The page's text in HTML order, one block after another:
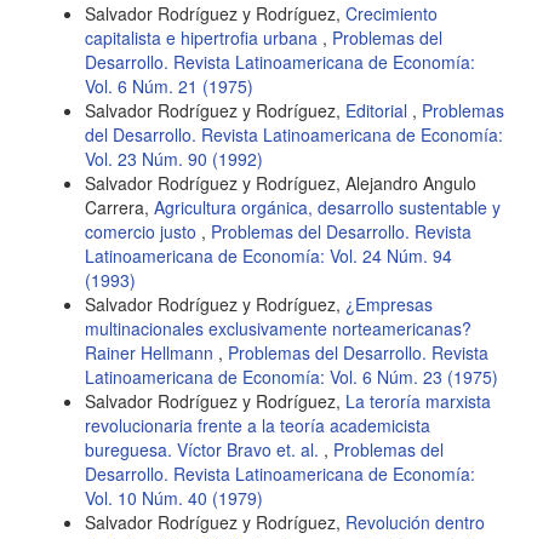
Salvador Rodríguez y Rodríguez, Crecimiento
capitalista e hipertrofia urbana , Problemas del
Desarrollo. Revista Latinoamericana de Economía:
Vol. 6 Núm. 21 (1975)
Salvador Rodríguez y Rodríguez, Editorial , Problemas
del Desarrollo. Revista Latinoamericana de Economía:
Vol. 23 Núm. 90 (1992)
Salvador Rodríguez y Rodríguez, Alejandro Angulo
Carrera, Agricultura orgánica, desarrollo sustentable y
comercio justo , Problemas del Desarrollo. Revista
Latinoamericana de Economía: Vol. 24 Núm. 94
(1993)
Salvador Rodríguez y Rodríguez, ¿Empresas
multinacionales exclusivamente norteamericanas?
Rainer Hellmann , Problemas del Desarrollo. Revista
Latinoamericana de Economía: Vol. 6 Núm. 23 (1975)
Salvador Rodríguez y Rodríguez, La teroría marxista
revolucionaria frente a la teoría academicista
bureguesa. Víctor Bravo et. al. , Problemas del
Desarrollo. Revista Latinoamericana de Economía:
Vol. 10 Núm. 40 (1979)
Salvador Rodríguez y Rodríguez, Revolución dentro